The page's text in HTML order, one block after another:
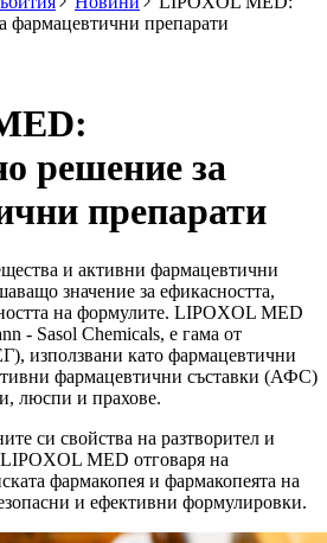
фармацевтични препарати
решение за
препарати
и активни фармацевтични
значение за ефикасността,
на формулите. LIPOXOL MED
- Sasol Chemicals, е гама от
използвани като фармацевтични
фармацевтични съставки (АФС)
люспи и прахове.
си свойства на разтворител и
MED отговаря на
фармакопея и фармакопеята на
и ефективни формулировки.